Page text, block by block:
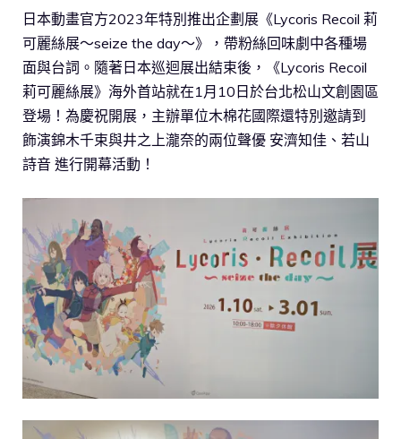
日本動畫官方2023年特別推出企劃展《Lycoris Recoil 莉
可麗絲展～seize the day～》，帶粉絲回味劇中各種場
面與台詞。隨著日本巡迴展出結束後，《Lycoris Recoil
莉可麗絲展》海外首站就在1月10日於台北松山文創園區
登場！為慶祝開展，主辦單位木棉花國際還特別邀請到
飾演錦木千束與井之上瀧奈的兩位聲優 安濟知佳、若山
詩音 進行開幕活動！